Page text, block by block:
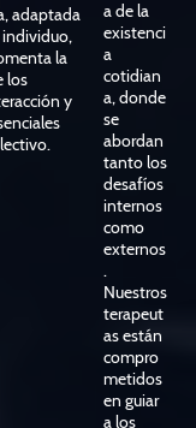
adaptada
individuo,
la
los
y
a de la
existenci
a
cotidian
a, donde
se
abordan
tanto los
desafíos
internos
como
externos
.
Nuestros
terapeut
as están
compro
metidos
en guiar
a los